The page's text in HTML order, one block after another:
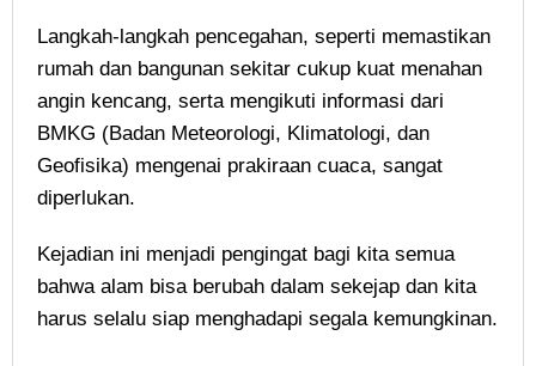
Langkah-langkah pencegahan, seperti memastikan
rumah dan bangunan sekitar cukup kuat menahan
angin kencang, serta mengikuti informasi dari
BMKG (Badan Meteorologi, Klimatologi, dan
Geofisika) mengenai prakiraan cuaca, sangat
diperlukan.
Kejadian ini menjadi pengingat bagi kita semua
bahwa alam bisa berubah dalam sekejap dan kita
harus selalu siap menghadapi segala kemungkinan.